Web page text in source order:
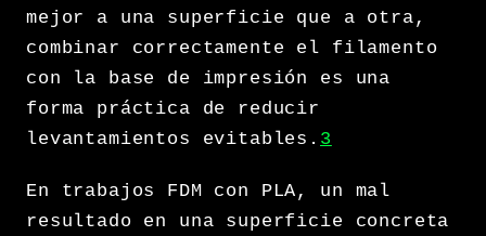
mejor a una superficie que a otra,
combinar correctamente el filamento
con la base de impresión es una
forma práctica de reducir
levantamientos evitables. 3
En trabajos FDM con PLA, un mal
resultado en una superficie concreta